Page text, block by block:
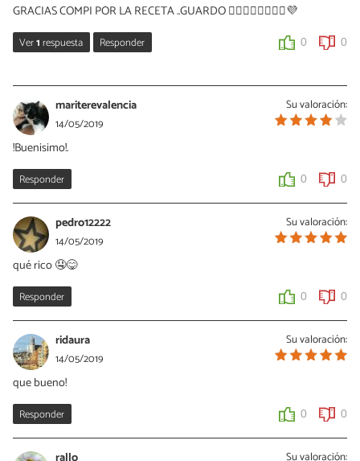
GRACIAS COMPI POR LA RECETA ..GUARDO 🙋‍♀️🙋‍♀️🙋‍♀️🙋‍♀️💜
Ver1respuesta Responder 0 0
14/05/2019
De nada 😋
Su valoración:
mariterevalencia
14/05/2019
!Buenisimo!.
Responder 0 0
Su valoración:
pedro12222
14/05/2019
qué rico 🤤😋
Responder 0 0
Su valoración:
ridaura
14/05/2019
que bueno!
Responder 0 0
Su valoración: